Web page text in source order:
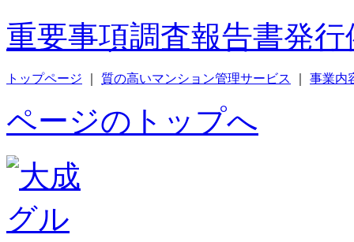
重要事項調査報告書発
トップページ 質の高いマンション管理サービス 事業内
ページのトップへ